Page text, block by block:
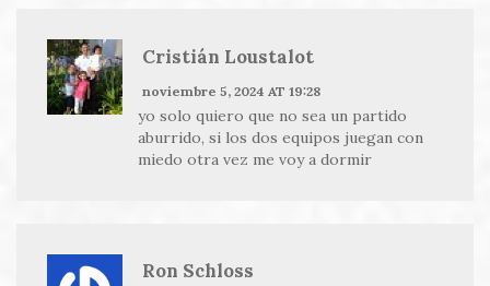
Cristián Loustalot
noviembre 5, 2024 AT 19:28
yo solo quiero que no sea un partido
aburrido, si los dos equipos juegan con
miedo otra vez me voy a dormir
Ron Schloss